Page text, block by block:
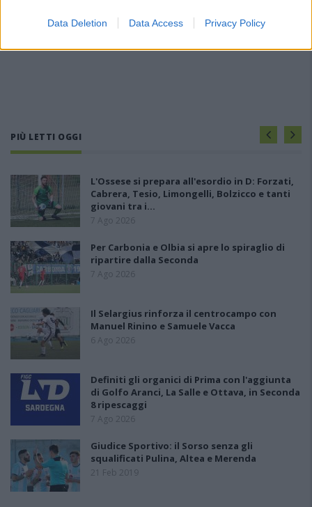
Data Deletion Data Access Privacy Policy
PIÙ LETTI OGGI
L'Ossese si prepara all'esordio in D: Forzati,
Cabrera, Tesio, Limongelli, Bolzicco e tanti
giovani tra i…
7 Ago 2026
Per Carbonia e Olbia si apre lo spiraglio di
ripartire dalla Seconda
7 Ago 2026
Il Selargius rinforza il centrocampo con
Manuel Rinino e Samuele Vacca
6 Ago 2026
Definiti gli organici di Prima con l'aggiunta
di Golfo Aranci, La Salle e Ottava, in Seconda
8 ripescaggi
7 Ago 2026
Giudice Sportivo: il Sorso senza gli
squalificati Pulina, Altea e Merenda
21 Feb 2019